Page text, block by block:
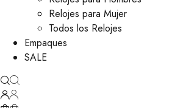
Relojes para Mujer
Todos los Relojes
Empaques
SALE